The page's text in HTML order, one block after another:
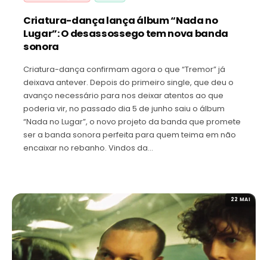
Criatura-dança lança álbum “Nada no
Lugar”: O desassossego tem nova banda
sonora
Criatura-dança confirmam agora o que “Tremor” já
deixava antever. Depois do primeiro single, que deu o
avanço necessário para nos deixar atentos ao que
poderia vir, no passado dia 5 de junho saiu o álbum
“Nada no Lugar”, o novo projeto da banda que promete
ser a banda sonora perfeita para quem teima em não
encaixar no rebanho. Vindos da…
22 MAI